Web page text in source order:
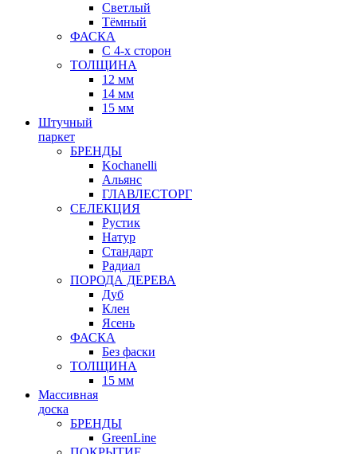
Светлый
Тёмный
ФАСКА
С 4-х сторон
ТОЛЩИНА
12 мм
14 мм
15 мм
Штучный
паркет
БРЕНДЫ
Kochanelli
Альянс
ГЛАВЛЕСТОРГ
СЕЛЕКЦИЯ
Рустик
Натур
Стандарт
Радиал
ПОРОДА ДЕРЕВА
Дуб
Клен
Ясень
ФАСКА
Без фаски
ТОЛЩИНА
15 мм
Массивная
доска
БРЕНДЫ
GreenLine